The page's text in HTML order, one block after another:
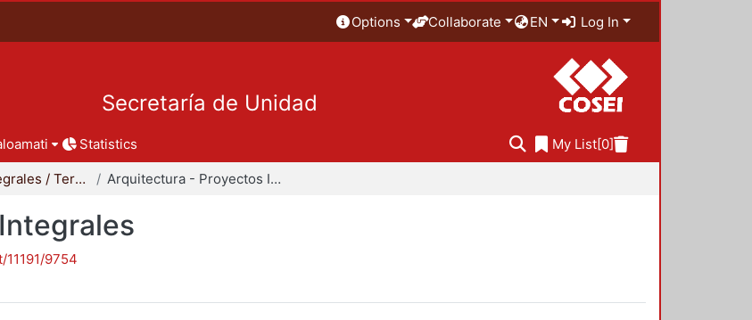
Options Collaborate EN Log In
Secretaría de Unidad
Statistics My List[0]
Proyectos Integrales / Terminales - Licenciatura Arquitectura - Proyectos Integrales
9754